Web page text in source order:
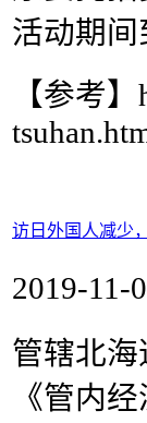
活动期
【参考
访日外国人减少
2019-11-
管辖北
《管内